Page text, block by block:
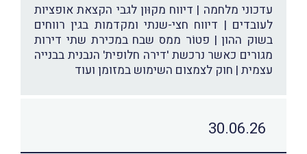
עדכוני מלחמה | דיווח מקוּון לגבי הקצאת אופציות
לעובדים | דיווח חצי-שנתי ומקדמות בגין רווחים
בשוק ההון | פטוֹר ממס שבח במכירת שתי דירות
מגורים כאשר נרכשת 'דירה חלופית' הנבנית בבנייה
עצמית | חוק לצמצום השימוש במזומן ועוד
30.06.26